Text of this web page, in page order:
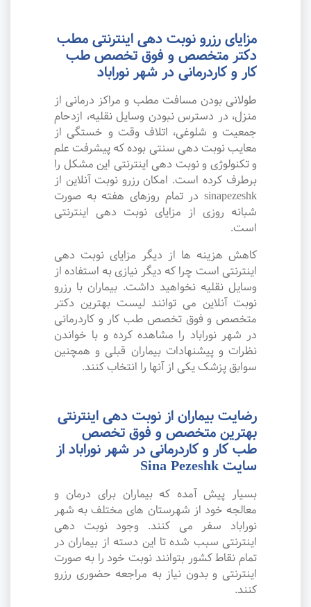
مزایای رزرو نوبت دهی اینترنتی مطب
دکتر متخصص و فوق تخصص طب
کار و کاردرمانی در شهر نوراباد
طولانی بودن مسافت مطب و مراکز درمانی از
منزل، در دسترس نبودن وسایل نقلیه، ازدحام
جمعیت و شلوغی، اتلاف وقت و خستگی از
معایب نوبت دهی سنتی بوده که پیشرفت علم
و تکنولوژی و نوبت دهی اینترنتی این مشکل را
برطرف کرده است. امکان رزرو نوبت آنلاین از
sinapezeshk در تمام روزهای هفته به صورت
شبانه روزی از مزایای نوبت دهی اینترنتی
است.
کاهش هزینه ها از دیگر مزایای نوبت دهی
اینترنتی است چرا که دیگر نیازی به استفاده از
وسایل نقلیه نخواهید داشت. بیماران با رزرو
نوبت آنلاین می توانند لیست بهترین دکتر
متخصص و فوق تخصص طب کار و کاردرمانی
در شهر نوراباد را مشاهده کرده و با خواندن
نظرات و پیشنهادات بیماران قبلی و همچنین
سوابق پزشک یکی از آنها را انتخاب کنند.
رضایت بیماران از نوبت دهی اینترنتی
بهترین متخصص و فوق تخصص
طب کار و کاردرمانی در شهر نوراباد از
سایت Sina Pezeshk
بسیار پیش آمده که بیماران برای درمان و
معالجه خود از شهرستان های مختلف به شهر
نوراباد سفر می کنند. وجود نوبت دهی
اینترنتی سبب شده تا این دسته از بیماران در
تمام نقاط کشور بتوانند نوبت خود را به صورت
اینترنتی و بدون نیاز به مراجعه حضوری رزرو
کنند.